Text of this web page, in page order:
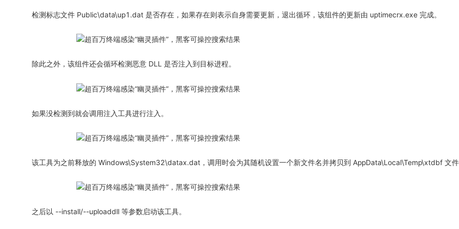
检测标志文件 Public\data\up1.dat 是否存在，如果存在则表示自身需要更新，退出循环，该组件的更新由 uptimecrx.exe 完成。
除此之外，该组件还会循环检测恶意 DLL 是否注入到目标进程。
如果没检测到就会调用注入工具进行注入。
该工具为之前释放的 Windows\System32\datax.dat，调用时会为其随机设置一个新文件名并拷贝到 AppData\Local\Temp\xtdbf 文件
之后以 --install/--uploaddll 等参数启动该工具。